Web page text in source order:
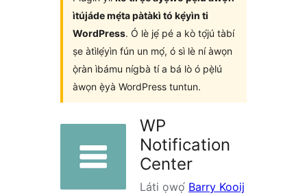
ìtújáde mẹ́ta pàtàkì tó kẹ́yìn ti
WordPress. Ó lè jẹ́ pé a kò tọ́jú tàbí
ṣe àtìlẹ́yìn fún un mọ́, ó sì lè ní àwọn
ọ̀ràn ìbámu nígbà tí a bá lò ó pẹ̀lú
àwọn ẹ̀yà WordPress tuntun.
WP
Notification
Center
Láti ọwọ́ Barry Kooij